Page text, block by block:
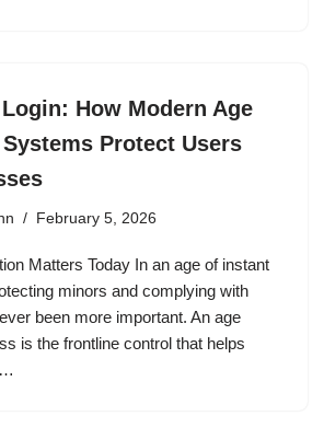
How Modern Age
Protect Users
February 5, 2026
Matters Today In an age of instant
minors and complying with
been more important. An age
is the frontline control that helps